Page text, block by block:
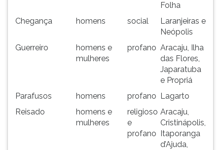
Folha
Chegança
homens social
Laranjeiras e
Neópolis
Guerreiro
homens e
mulheres
profano Aracaju, Ilha
das Flores,
Japaratuba
e Propriá
Parafusos
homens profano Lagarto
Reisado
homens e
mulheres
religioso
e
profano
Aracaju,
Cristinápolis,
Itaporanga
d’Ajuda,